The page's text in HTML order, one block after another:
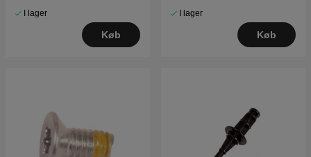
I lager
Køb
I lager
Køb